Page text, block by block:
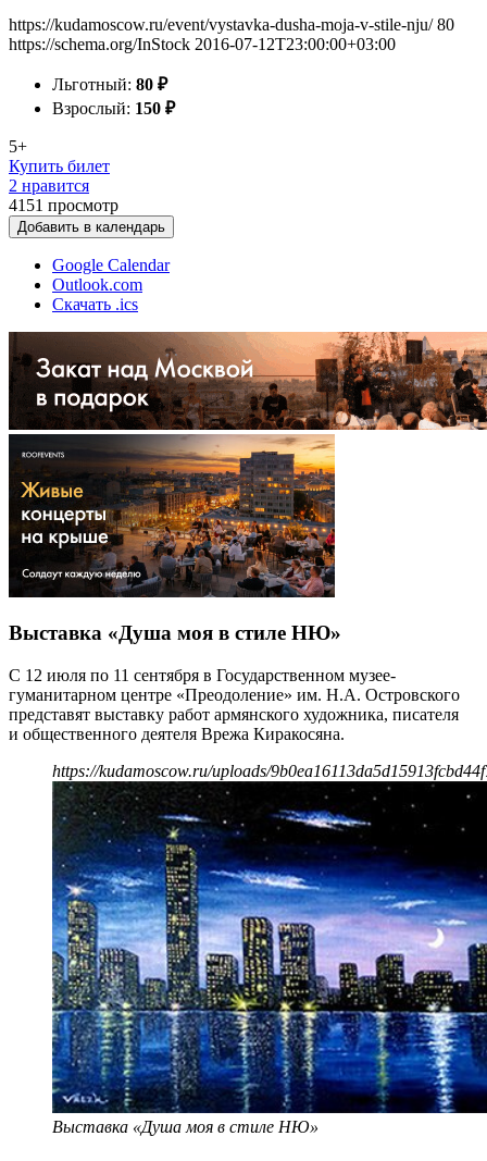
https://kudamoscow.ru/event/vystavka-dusha-moja-v-stile-nju/ 80
https://schema.org/InStock 2016-07-12T23:00:00+03:00
Льготный: 80 ₽
Взрослый: 150 ₽
5+
Купить билет
2 нравится
4151 просмотр
Добавить в календарь
Google Calendar
Outlook.com
Скачать .ics
Выставка «Душа моя в стиле НЮ»
С 12 июля по 11 сентября в Государственном музее-
гуманитарном центре «Преодоление» им. Н.А. Островского
представят выставку работ армянского художника, писателя
и общественного деятеля Врежа Киракосяна.
https://kudamoscow.ru/uploads/
Выставка «Душа моя в стиле НЮ»